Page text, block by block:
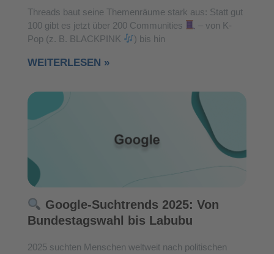
Threads baut seine Themenräume stark aus: Statt gut
100 gibt es jetzt über 200 Communities
– von K-
Pop (z. B. BLACKPINK
) bis hin
WEITERLESEN »
Google-Suchtrends 2025: Von
Bundestagswahl bis Labubu
2025 suchten Menschen weltweit nach politischen